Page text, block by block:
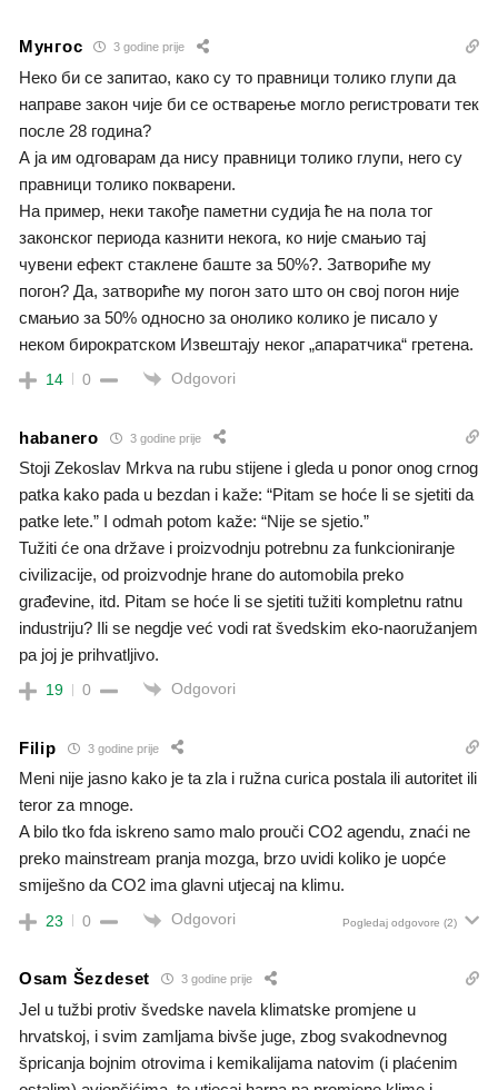
Мунгос 3 godine prije
Неко би се запитао, како су то правници толико глупи да
направе закон чије би се остварење могло регистровати тек
после 28 година?
А ја им одговарам да нису правници толико глупи, него су
правници толико покварени.
На пример, неки такође паметни судија ће на пола тог
законског периода казнити некога, ко није смањио тај
чувени ефект стаклене баште за 50%?. Затвориће му
погон? Да, затвориће му погон зато што он свој погон није
смањио за 50% односно за онолико колико је писало у
неком бирократском Извештају неког „апаратчика“ гретена.
14 0 Odgovori
habanero 3 godine prije
Stoji Zekoslav Mrkva na rubu stijene i gleda u ponor onog crnog
patka kako pada u bezdan i kaže: “Pitam se hoće li se sjetiti da
patke lete.” I odmah potom kaže: “Nije se sjetio.”
Tužiti će ona države i proizvodnju potrebnu za funkcioniranje
civilizacije, od proizvodnje hrane do automobila preko
građevine, itd. Pitam se hoće li se sjetiti tužiti kompletnu ratnu
industriju? Ili se negdje već vodi rat švedskim eko-naoružanjem
pa joj je prihvatljivo.
19 0 Odgovori
Filip 3 godine prije
Meni nije jasno kako je ta zla i ružna curica postala ili autoritet ili
teror za mnoge.
A bilo tko fda iskreno samo malo prouči CO2 agendu, znaći ne
preko mainstream pranja mozga, brzo uvidi koliko je uopće
smiješno da CO2 ima glavni utjecaj na klimu.
23 0 Odgovori Pogledaj odgovore (2)
Osam Šezdeset 3 godine prije
Jel u tužbi protiv švedske navela klimatske promjene u
hrvatskoj, i svim zamljama bivše juge, zbog svakodnevnog
špricanja bojnim otrovima i kemikalijama natovim (i plaćenim